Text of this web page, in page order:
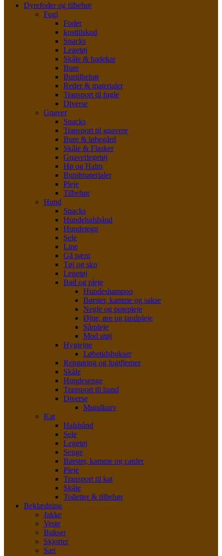
Dyrefoder og tilbehør
Fugl
Foder
kosttilskud
Snacks
Legetøj
Skåle & badekar
Bure
Burtilbehør
Reder & materialer
Transport til fugle
Diverse
Gnaver
Snacks
Transport til gnavere
Bure & løbegård
Skåle & Flasker
Gnaverlegetøj
Hø og Halm
Bundmaterialer
Pleje
Tilbehør
Hund
Snacks
Hundehalsbånd
Hundetegn
Sele
Line
Gå pænt
Tøj og sko
Legetøj
Bad og pleje
Hundeshampoo
Børster, kamme og sakse
Negle og potepleje
Øjne, øre og tandpleje
Sårpleje
Mod utøj
Hygiejne
Løbetidsbukser
Rengøring og lugtfjerner
Skåle
Hundesenge
Transport til hund
Diverse
Mundkurv
Kat
Halsbånd
Sele
Legetøj
Senge
Børster, kamme og carder
Pleje
Transport til kat
Skåle
Toiletter & tilbehør
Beklædning
Jakke
Veste
Bukser
Skjorter
Sæt